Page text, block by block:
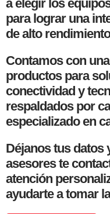
a elegir los
para lograr una
de alto
Contamos con
productos para
conectividad y
respaldados por
especializado en
Déjanos tus datos
asesores te
atención
ayudarte a tomar